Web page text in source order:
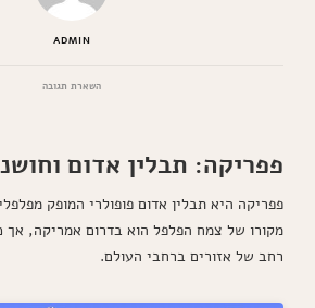
ADMIN
השארת תגובהבנושא
פפריקה: תבלין אדום
פפריקה היא תבלין אדום פופולרי המופק
מקורו של צמח הפלפל הוא בדרום אמריקה, אך
רחב של אזורים ברחבי העולם.